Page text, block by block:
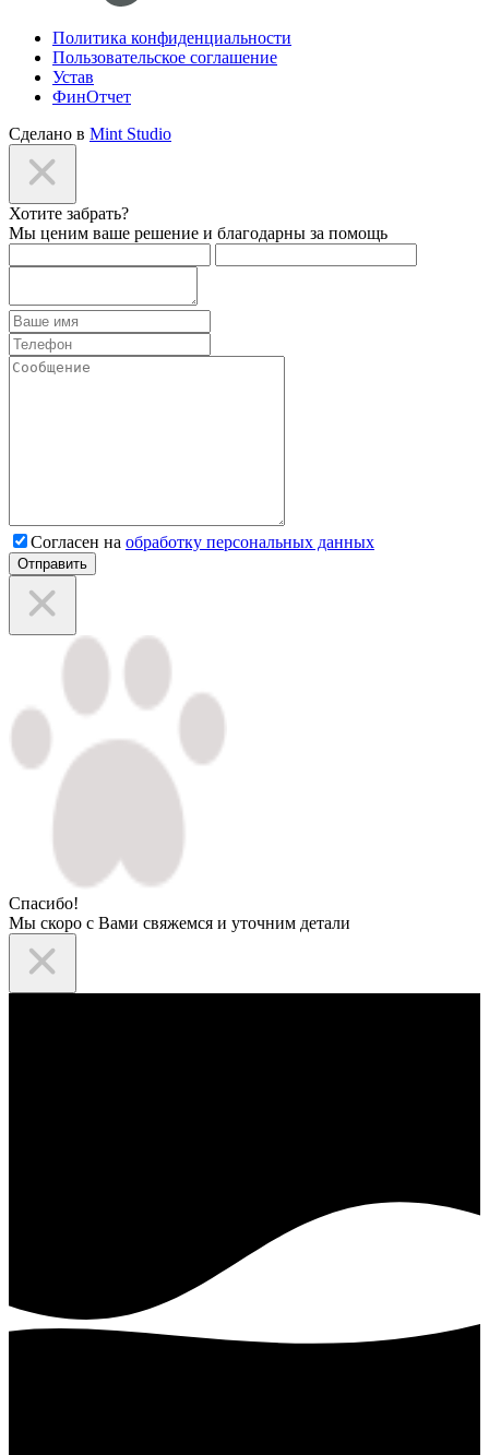
Политика конфиденциальности
Пользовательское соглашение
Устав
ФинОтчет
Сделано в Mint Studio
Хотите забрать?
Мы ценим ваше решение и благодарны за помощь
Согласен на обработку персональных данных
Отправить
Спасибо!
Мы скоро с Вами свяжемся и уточним детали